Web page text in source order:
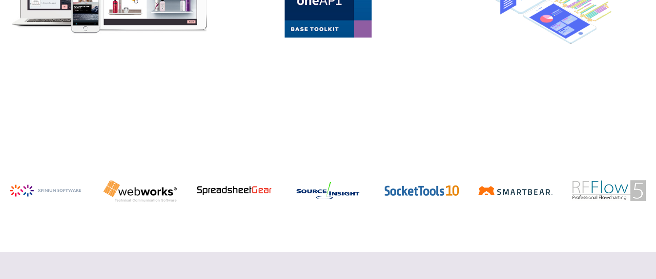
ーニング コンテンツを作成
マンス・ライブラリー
詳細を見る
PowerPoint、PDF などの Office ファ
イルを操作